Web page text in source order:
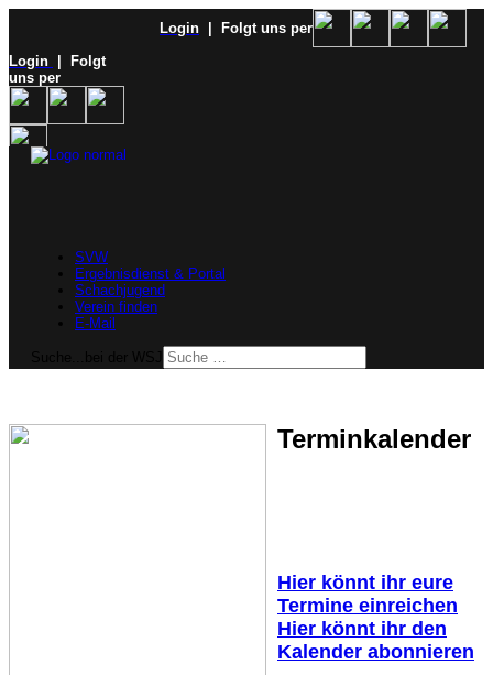
Login
| Folgt uns per
Login
| Folgt
uns per
SVW
Ergebnisdienst & Portal
Schachjugend
Verein finden
E-Mail
Terminkalender
Hier könnt ihr eure
Termine einreichen
Hier könnt ihr den
Kalender abonnieren